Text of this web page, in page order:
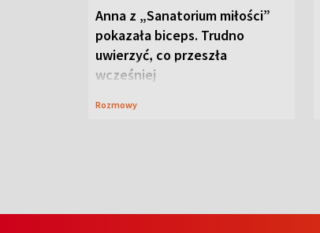
Anna z „Sanatorium miłości”
pokazała biceps. Trudno
uwierzyć, co przeszła
wcześniej
Rozmowy